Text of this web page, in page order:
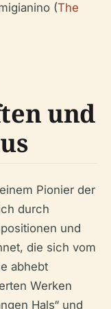
(The
und
Pionier der
durch
und
die sich vom
abhebt
Werken
Hals“ und